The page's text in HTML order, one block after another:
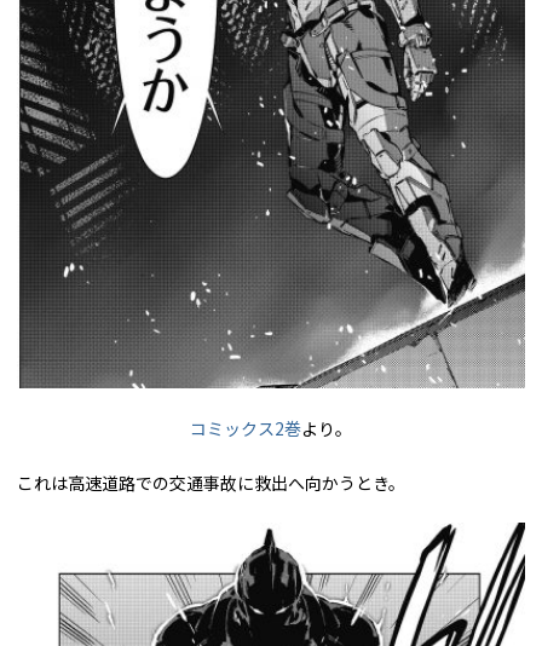
コミックス2巻より。
これは高速道路での交通事故に救出へ向かうとき。